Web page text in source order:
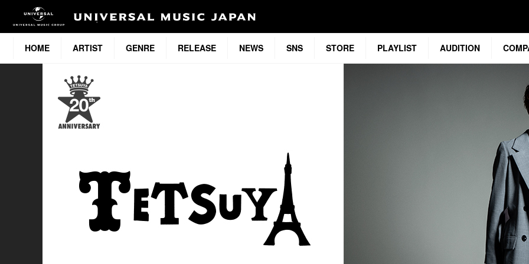
HOME ARTIST GENRE RELEASE NEWS SNS STORE PLAYLIST AUDITION